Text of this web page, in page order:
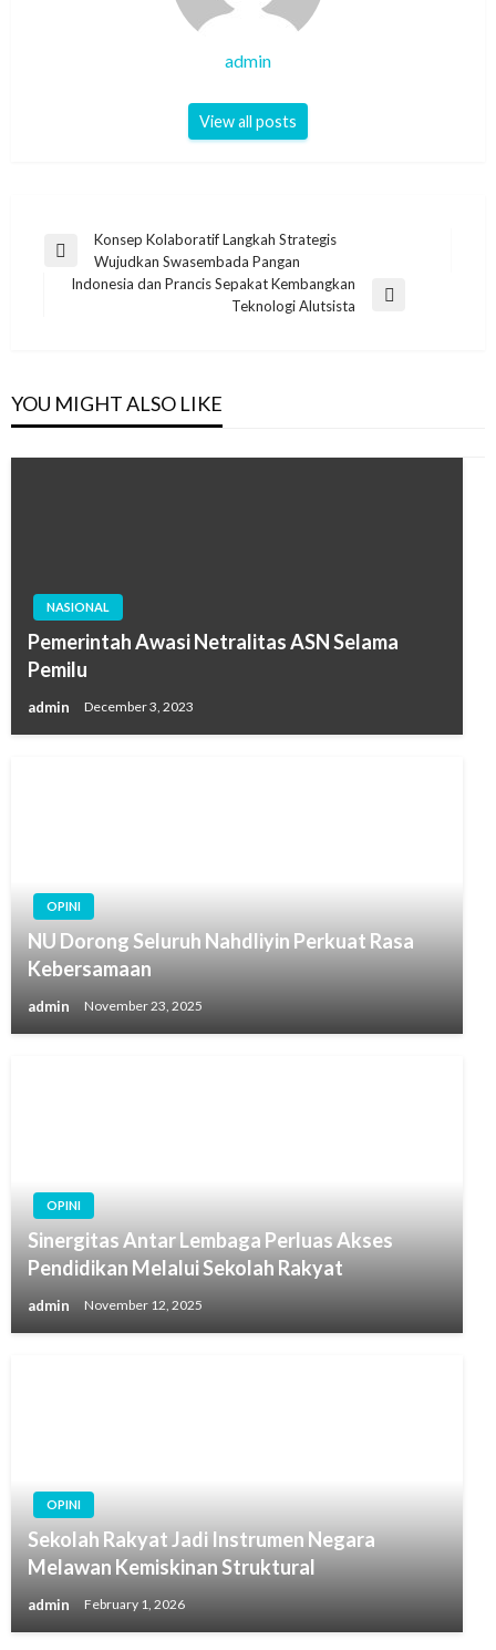
admin
View all posts
Post
navigation
Previous
Post
Konsep Kolaboratif Langkah Strategis
Wujudkan Swasembada Pangan
Indonesia dan Prancis Sepakat Kembangkan
Teknologi Alutsista
YOU MIGHT ALSO LIKE
NASIONAL
Pemerintah Awasi Netralitas ASN Selama
Pemilu
admin December 3, 2023
OPINI
NU Dorong Seluruh Nahdliyin Perkuat Rasa
Kebersamaan
admin November 23, 2025
OPINI
Sinergitas Antar Lembaga Perluas Akses
Pendidikan Melalui Sekolah Rakyat
admin November 12, 2025
OPINI
Sekolah Rakyat Jadi Instrumen Negara
Melawan Kemiskinan Struktural
admin February 1, 2026